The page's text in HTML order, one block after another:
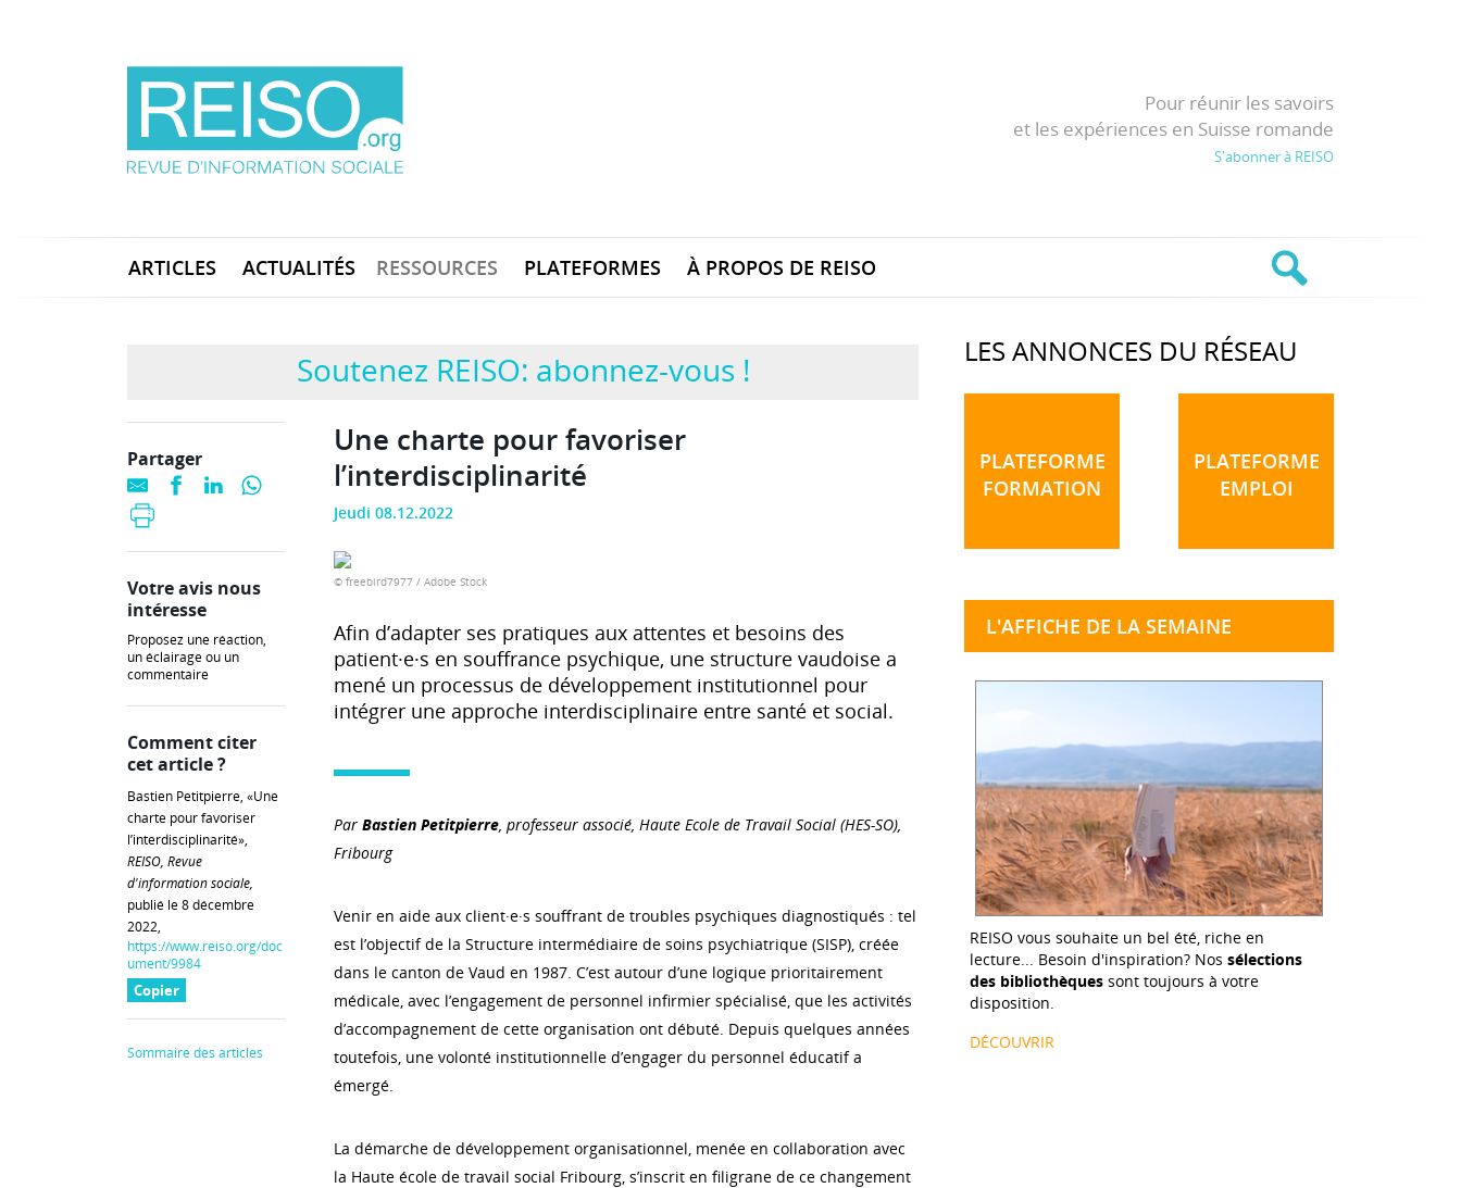
Pour réunir les savoirs
et les expériences en Suisse romande
S'abonner à REISO
ARTICLES ACTUALITÉS RESSOURCES PLATEFORMES À PROPOS DE REISO
Soutenez REISO: abonnez-vous !
Une charte pour favoriser
l’interdisciplinarité
Jeudi 08.12.2022
© freebird7977 / Adobe Stock
Afin d’adapter ses pratiques aux attentes et besoins des
patient·e·s en souffrance psychique, une structure vaudoise a
mené un processus de développement institutionnel pour
intégrer une approche interdisciplinaire entre santé et social.
Par Bastien Petitpierre, professeur associé, Haute Ecole de Travail Social (HES-SO),
Fribourg
Venir en aide aux client·e·s souffrant de troubles psychiques diagnostiqués : tel
est l’objectif de la Structure intermédiaire de soins psychiatrique (SISP), créée
dans le canton de Vaud en 1987. C’est autour d’une logique prioritairement
médicale, avec l’engagement de personnel infirmier spécialisé, que les activités
d’accompagnement de cette organisation ont débuté. Depuis quelques années
toutefois, une volonté institutionnelle d’engager du personnel éducatif a
émergé.
La démarche de développement organisationnel, menée en collaboration avec
la Haute école de travail social Fribourg, s’inscrit en filigrane de ce changement
Partager
Votre avis nous
intéresse
Proposez une réaction,
un éclairage ou un
commentaire
Comment citer
cet article ?
Bastien Petitpierre, «Une
charte pour favoriser
l’interdisciplinarité»,
REISO, Revue
d'information sociale,
publié le 8 décembre
2022,
https://www.reiso.org/doc
ument/9984
Copier
Sommaire des articles
LES ANNONCES DU RÉSEAU
PLATEFORME
FORMATION
PLATEFORME
EMPLOI
L'AFFICHE DE LA SEMAINE
REISO vous souhaite un bel été, riche en
lecture... Besoin d'inspiration? Nos sélections
des bibliothèques sont toujours à votre
disposition.
DÉCOUVRIR